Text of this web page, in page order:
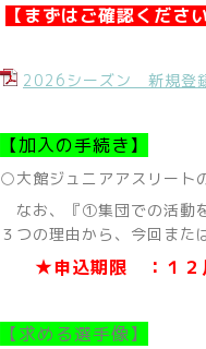
【まずはご確認ください
2026シーズン 新規登
【加入の手続き】
○大館ジュニアアスリート
なお、『①集団での活動
３つの理由から、今回また
★申込期限 ：１２
【求める選手像】